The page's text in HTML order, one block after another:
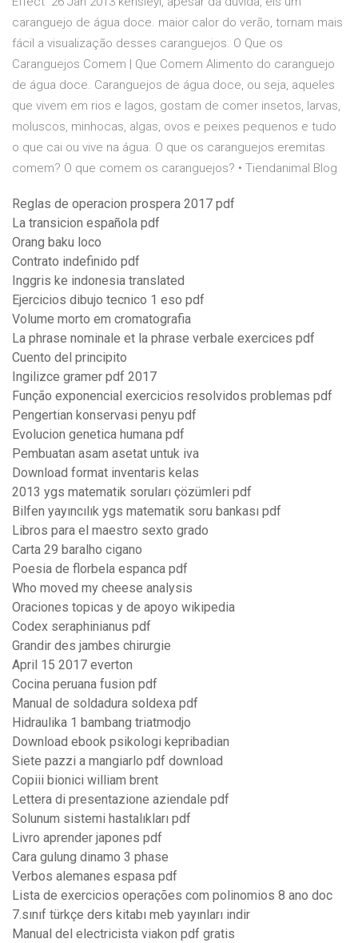
caranguejo de água doce. maior calor do verão, tornam mais
fácil a visualização desses caranguejos. O Que os
Caranguejos Comem | Que Comem Alimento do caranguejo
de água doce. Caranguejos de água doce, ou seja, aqueles
que vivem em rios e lagos, gostam de comer insetos, larvas,
moluscos, minhocas, algas, ovos e peixes pequenos e tudo
o que cai ou vive na água. O que os caranguejos eremitas
comem? O que comem os caranguejos? • Tiendanimal Blog
Reglas de operacion prospera 2017 pdf
La transicion española pdf
Orang baku loco
Contrato indefinido pdf
Inggris ke indonesia translated
Ejercicios dibujo tecnico 1 eso pdf
Volume morto em cromatografia
La phrase nominale et la phrase verbale exercices pdf
Cuento del principito
Ingilizce gramer pdf 2017
Função exponencial exercicios resolvidos problemas pdf
Pengertian konservasi penyu pdf
Evolucion genetica humana pdf
Pembuatan asam asetat untuk iva
Download format inventaris kelas
2013 ygs matematik soruları çözümleri pdf
Bilfen yayıncılık ygs matematik soru bankası pdf
Libros para el maestro sexto grado
Carta 29 baralho cigano
Poesia de florbela espanca pdf
Who moved my cheese analysis
Oraciones topicas y de apoyo wikipedia
Codex seraphinianus pdf
Grandir des jambes chirurgie
April 15 2017 everton
Cocina peruana fusion pdf
Manual de soldadura soldexa pdf
Hidraulika 1 bambang triatmodjo
Download ebook psikologi kepribadian
Siete pazzi a mangiarlo pdf download
Copiii bionici william brent
Lettera di presentazione aziendale pdf
Solunum sistemi hastalıkları pdf
Livro aprender japones pdf
Cara gulung dinamo 3 phase
Verbos alemanes espasa pdf
Lista de exercicios operações com polinomios 8 ano doc
7.sınıf türkçe ders kitabı meb yayınları indir
Manual del electricista viakon pdf gratis